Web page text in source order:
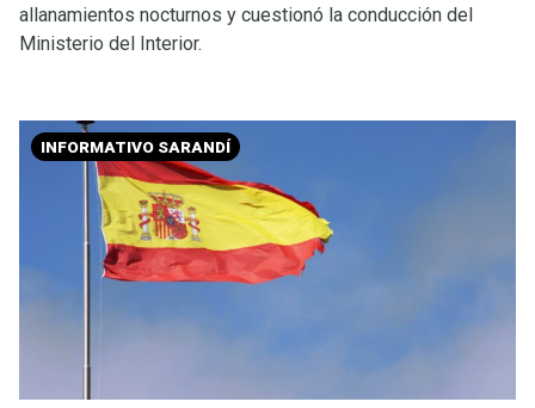
allanamientos nocturnos y cuestionó la conducción del
Ministerio del Interior.
INFORMATIVO SARANDÍ